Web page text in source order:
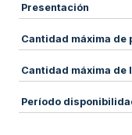
Presentación
Cantidad máxima de
Cantidad máxima
Período